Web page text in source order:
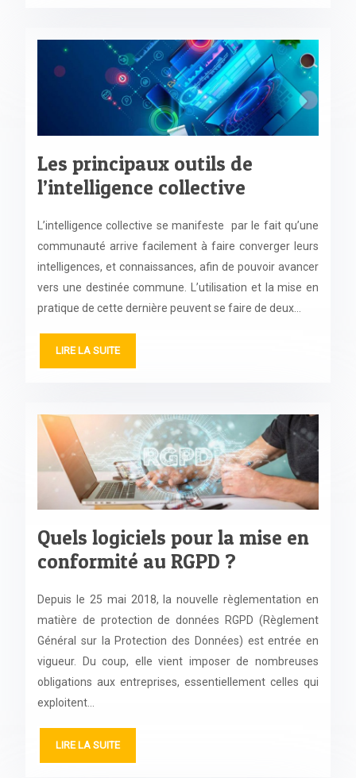
Les principaux outils de
l’intelligence collective
L’intelligence collective se manifeste par le fait qu’une
communauté arrive facilement à faire converger leurs
intelligences, et connaissances, afin de pouvoir avancer
vers une destinée commune. L’utilisation et la mise en
pratique de cette dernière peuvent se faire de deux…
LIRE LA SUITE
Quels logiciels pour la mise en
conformité au RGPD ?
Depuis le 25 mai 2018, la nouvelle règlementation en
matière de protection de données RGPD (Règlement
Général sur la Protection des Données) est entrée en
vigueur. Du coup, elle vient imposer de nombreuses
obligations aux entreprises, essentiellement celles qui
exploitent…
LIRE LA SUITE